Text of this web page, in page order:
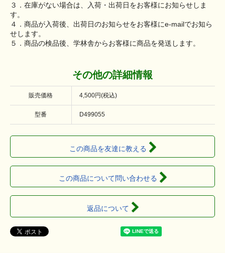
３．在庫がない場合は、入荷・出荷日をお客様にお知らせしま
す。
４．商品が入荷後、出荷日のお知らせをお客様にe-mailでお知ら
せします。
５．商品の検品後、学林舎からお客様に商品を発送します。
その他の詳細情報
販売価格 4,500円(税込)
型番 D499055
この商品を友達に教える
この商品について問い合わせる
返品について